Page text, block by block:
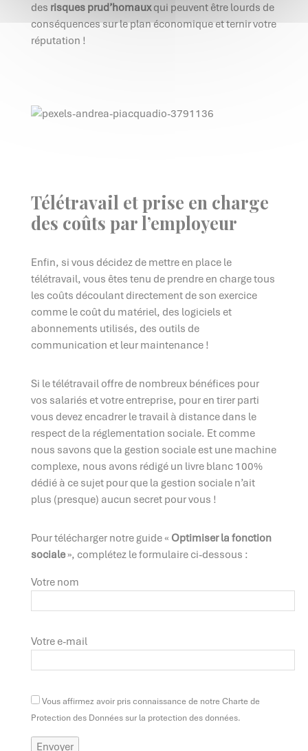
des risques prud’homauxqui peuvent être lourds de
conséquences sur le plan économique et ternir votre
réputation !
Télétravail et prise en charge
des coûts par l’employeur
Enfin, si vous décidez de mettre en place le
télétravail, vous êtes tenu de prendre en charge tous
les coûts découlant directement de son exercice
comme le coût du matériel, des logiciels et
abonnements utilisés, des outils de
communication et leur maintenance !
Si le télétravail offre de nombreux bénéfices pour
vos salariés et votre entreprise, pour en tirer parti
vous devez encadrer le travail à distance dans le
respect de la réglementation sociale. Et comme
nous savons que la gestion sociale est une machine
complexe, nous avons rédigé un livre blanc 100%
dédié à ce sujet pour que la gestion sociale n’ait
plus (presque) aucun secret pour vous !
Pour télécharger notre guide « Optimiser la fonction
sociale», complétez le formulaire ci-dessous :
Votre nom
Votre e-mail
Vous affirmez avoir pris connaissance de notre Charte de
Protection des Données sur la protection des données.